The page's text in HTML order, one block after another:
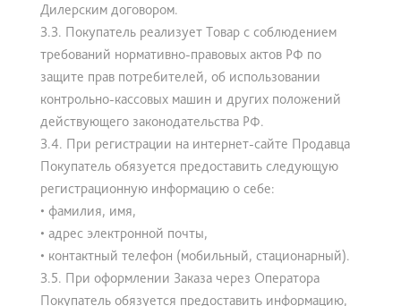
Дилерским договором.
3.3. Покупатель реализует Товар с соблюдением
требований нормативно-правовых актов РФ по
защите прав потребителей, об использовании
контрольно-кассовых машин и других положений
действующего законодательства РФ.
3.4. При регистрации на интернет-сайте Продавца
Покупатель обязуется предоставить следующую
регистрационную информацию о себе:
• фамилия, имя,
• адрес электронной почты,
• контактный телефон (мобильный, стационарный).
3.5. При оформлении Заказа через Оператора
Покупатель обязуется предоставить информацию,